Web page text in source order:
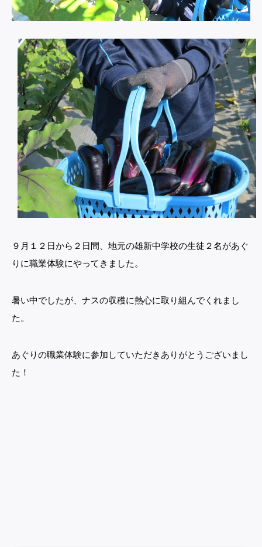
９月１２日から２日間、地元の雄新中学校の生徒２名があぐ
りに職業体験にやってきました。
暑い中でしたが、ナスの収穫に熱心に取り組んでくれまし
た。
あぐりの職業体験に参加していただきありがとうございまし
た！